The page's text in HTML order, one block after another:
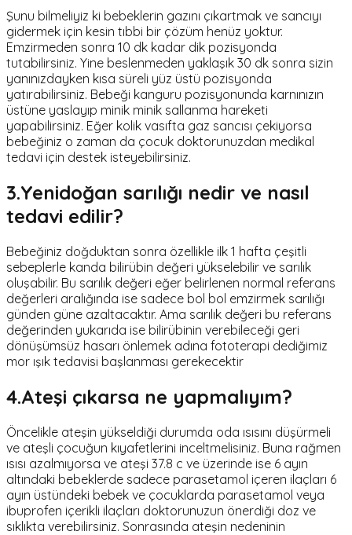
Şunu bilmeliyiz ki bebeklerin gazını çıkartmak ve sancıyı
gidermek için kesin tıbbi bir çözüm henüz yoktur.
Emzirmeden sonra 10 dk kadar dik pozisyonda
tutabilirsiniz. Yine beslenmeden yaklaşık 30 dk sonra sizin
yanınızdayken kısa süreli yüz üstü pozisyonda
yatırabilirsiniz. Bebeği kanguru pozisyonunda karnınızın
üstüne yaslayıp minik minik sallanma hareketi
yapabilirsiniz. Eğer kolik vasıfta gaz sancısı çekiyorsa
bebeğiniz o zaman da çocuk doktorunuzdan medikal
tedavi için destek isteyebilirsiniz.
3.Yenidoğan sarılığı nedir ve nasıl
tedavi edilir?
Bebeğiniz doğduktan sonra özellikle ilk 1 hafta çeşitli
sebeplerle kanda bilirübin değeri yükselebilir ve sarılık
oluşabilir. Bu sarılık değeri eğer belirlenen normal referans
değerleri aralığında ise sadece bol bol emzirmek sarılığı
günden güne azaltacaktır. Ama sarılık değeri bu referans
değerinden yukarıda ise bilirübinin verebileceği geri
dönüşümsüz hasarı önlemek adına fototerapi dediğimiz
mor ışık tedavisi başlanması gerekecektir
4.Ateşi çıkarsa ne yapmalıyım?
Öncelikle ateşin yükseldiği durumda oda ısısını düşürmeli
ve ateşli çocuğun kıyafetlerini inceltmelisiniz. Buna rağmen
ısısı azalmıyorsa ve ateşi 37.8 c ve üzerinde ise 6 ayın
altındaki bebeklerde sadece parasetamol içeren ilaçları 6
ayın üstündeki bebek ve çocuklarda parasetamol veya
ibuprofen içerikli ilaçları doktorunuzun önerdiği doz ve
sıklıkta verebilirsiniz. Sonrasında ateşin nedeninin